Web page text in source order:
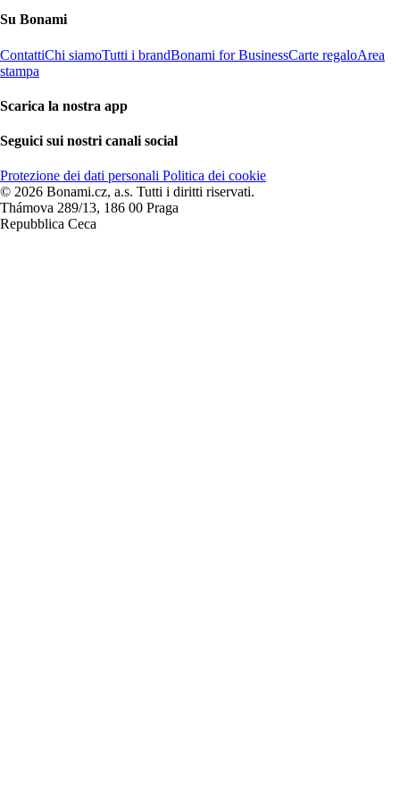
Su Bonami
ContattiChi siamoTutti i brandBonami for BusinessCarte regaloArea
stampa
Scarica la nostra app
Seguici sui nostri canali social
Protezione dei dati personali Politica dei cookie
© 2026 Bonami.cz, a.s. Tutti i diritti riservati.
Thámova 289/13, 186 00 Praga
Repubblica Ceca